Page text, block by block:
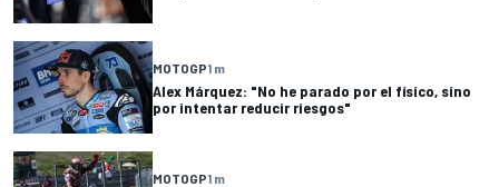
MOTOGP1 m
Alex Márquez: "No he parado por el físico, sino
por intentar reducir riesgos"
MOTOGP1 m